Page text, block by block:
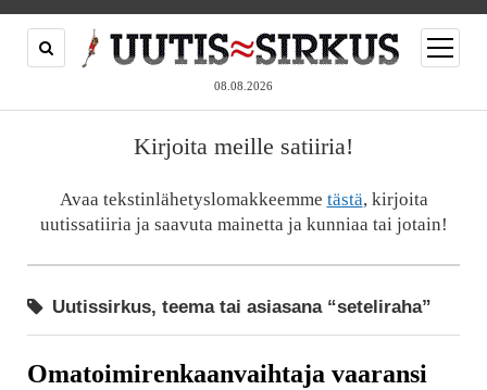
08.08.2026
open
menu
Kirjoita meille satiiria!
Avaa tekstinlähetyslomakkeemme tästä, kirjoita
uutissatiiria ja saavuta mainetta ja kunniaa tai jotain!
Uutissirkus, teema tai asiasana “seteliraha”
Omatoimirenkaanvaihtaja vaaransi